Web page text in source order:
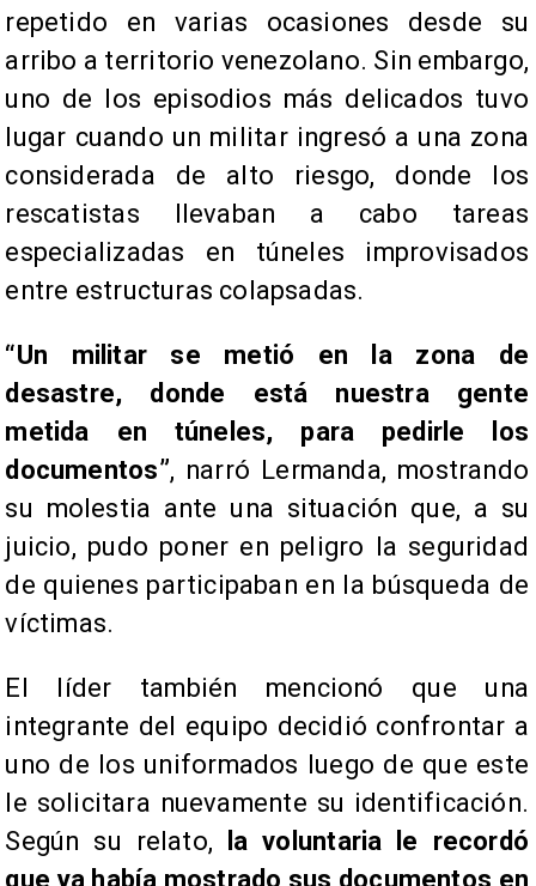
repetido en varias ocasiones desde su
arribo a territorio venezolano. Sin embargo,
uno de los episodios más delicados tuvo
lugar cuando un militar ingresó a una zona
considerada de alto riesgo, donde los
rescatistas llevaban a cabo tareas
especializadas en túneles improvisados
entre estructuras colapsadas.
“Un militar se metió en la zona de
desastre, donde está nuestra gente
metida en túneles, para pedirle los
documentos”, narró Lermanda, mostrando
su molestia ante una situación que, a su
juicio, pudo poner en peligro la seguridad
de quienes participaban en la búsqueda de
víctimas.
El líder también mencionó que una
integrante del equipo decidió confrontar a
uno de los uniformados luego de que este
le solicitara nuevamente su identificación.
Según su relato,
la voluntaria le recordó
que ya había mostrado sus documentos en